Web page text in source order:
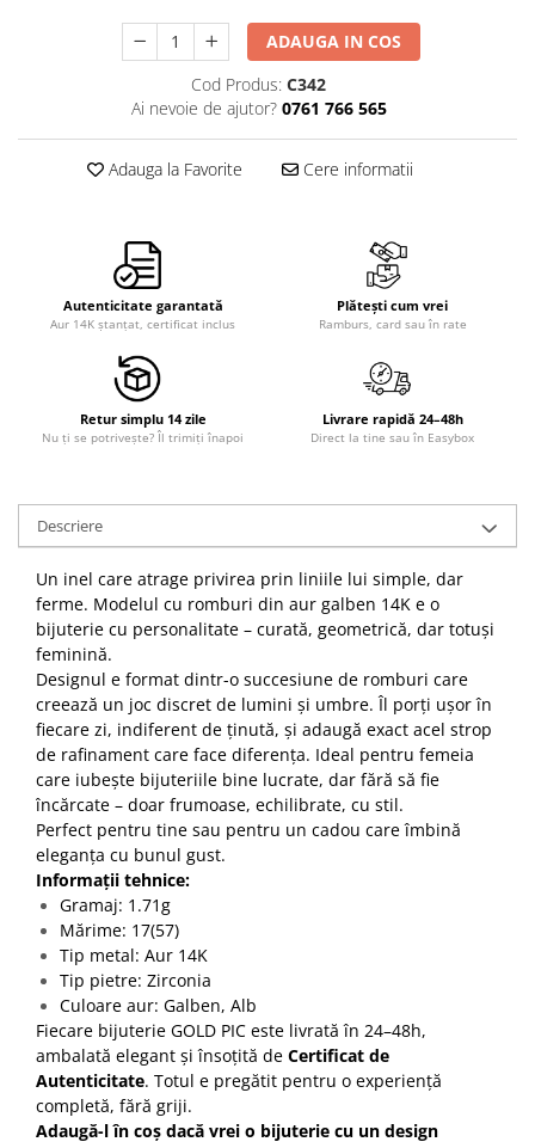
ADAUGA IN COS
Cod Produs: C342
Ai nevoie de ajutor? 0761 766 565
Adauga la Favorite Cere informatii
Autenticitate garantată
Aur 14K ștanțat, certificat inclus
Plătești cum vrei
Ramburs, card sau în rate
Retur simplu 14 zile
Nu ți se potrivește? Îl trimiți înapoi
Livrare rapidă 24–48h
Direct la tine sau în Easybox
Descriere
Un inel care atrage privirea prin liniile lui simple, dar
ferme. Modelul cu romburi din aur galben 14K e o
bijuterie cu personalitate – curată, geometrică, dar totuși
feminină.
Designul e format dintr-o succesiune de romburi care
creează un joc discret de lumini și umbre. Îl porți ușor în
fiecare zi, indiferent de ținută, și adaugă exact acel strop
de rafinament care face diferența. Ideal pentru femeia
care iubește bijuteriile bine lucrate, dar fără să fie
încărcate – doar frumoase, echilibrate, cu stil.
Perfect pentru tine sau pentru un cadou care îmbină
eleganța cu bunul gust.
Informații tehnice:
Gramaj: 1.71g
Mărime: 17(57)
Tip metal: Aur 14K
Tip pietre: Zirconia
Culoare aur: Galben, Alb
Fiecare bijuterie GOLD PIC este livrată în 24–48h,
ambalată elegant și însoțită de Certificat de
Autenticitate. Totul e pregătit pentru o experiență
completă, fără griji.
Adaugă-l în coș dacă vrei o bijuterie cu un design